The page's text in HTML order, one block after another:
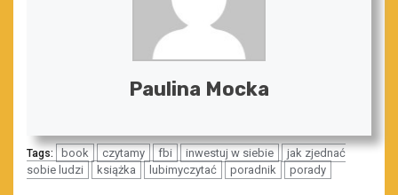
Paulina Mocka
Tags: book czytamy fbi inwestuj w siebie
jak zjednać
sobie ludzi
książka lubimyczytać poradnik porady